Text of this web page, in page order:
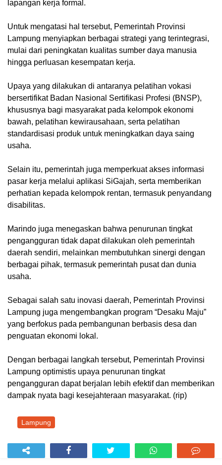
lapangan kerja formal.
Untuk mengatasi hal tersebut, Pemerintah Provinsi
Lampung menyiapkan berbagai strategi yang terintegrasi,
mulai dari peningkatan kualitas sumber daya manusia
hingga perluasan kesempatan kerja.
Upaya yang dilakukan di antaranya pelatihan vokasi
bersertifikat Badan Nasional Sertifikasi Profesi (BNSP),
khususnya bagi masyarakat pada kelompok ekonomi
bawah, pelatihan kewirausahaan, serta pelatihan
standardisasi produk untuk meningkatkan daya saing
usaha.
Selain itu, pemerintah juga memperkuat akses informasi
pasar kerja melalui aplikasi SiGajah, serta memberikan
perhatian kepada kelompok rentan, termasuk penyandang
disabilitas.
Marindo juga menegaskan bahwa penurunan tingkat
pengangguran tidak dapat dilakukan oleh pemerintah
daerah sendiri, melainkan membutuhkan sinergi dengan
berbagai pihak, termasuk pemerintah pusat dan dunia
usaha.
Sebagai salah satu inovasi daerah, Pemerintah Provinsi
Lampung juga mengembangkan program “Desaku Maju”
yang berfokus pada pembangunan berbasis desa dan
penguatan ekonomi lokal.
Dengan berbagai langkah tersebut, Pemerintah Provinsi
Lampung optimistis upaya penurunan tingkat
pengangguran dapat berjalan lebih efektif dan memberikan
dampak nyata bagi kesejahteraan masyarakat. (rip)
Lampung